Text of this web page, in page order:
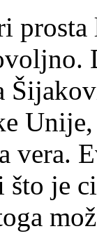
vera.
što je